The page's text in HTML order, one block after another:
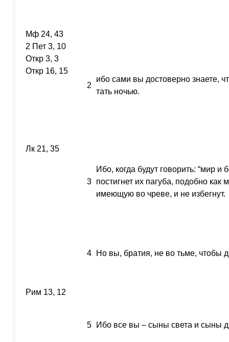
Мф 24, 43
2 Пет 3, 10
Откр 3, 3
Откр 16, 15
2
ибо сами вы достоверно знаете,
тать ночью.
Лк 21, 35
3
Ибо, когда будут говорить: “мир и
постигнет их пагуба, подобно как
имеющую во чреве, и не избегнут.
4 Но вы, братия, не во тьме, чтобы
Рим 13, 12
5 Ибо все вы – сыны света и сыны